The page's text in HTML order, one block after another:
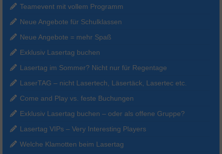
Teamevent mit vollem Programm
Neue Angebote für Schulklassen
Neue Angebote = mehr Spaß
Exklusiv Lasertag buchen
Lasertag im Sommer? Nicht nur für Regentage
LaserTAG – nicht Lasertech, Läsertäck, Lasertec etc.
Come and Play vs. feste Buchungen
Exklusiv Lasertag buchen – oder als offene Gruppe?
Lasertag VIPs – Very Interesting Players
Welche Klamotten beim Lasertag